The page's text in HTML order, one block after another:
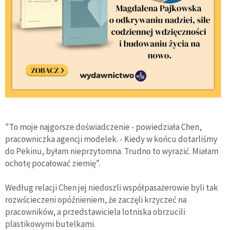
"To moje najgorsze doświadczenie - powiedziała Chen,
pracowniczka agencji modelek. - Kiedy w końcu dotarliśmy
do Pekinu, byłam nieprzytomna. Trudno to wyrazić. Miałam
ochotę pocałować ziemię".
Według relacji Chen jej niedoszli współpasażerowie byli tak
rozwścieczeni opóźnieniem, że zaczęli krzyczeć na
pracowników, a przedstawiciela lotniska obrzucili
plastikowymi butelkami.